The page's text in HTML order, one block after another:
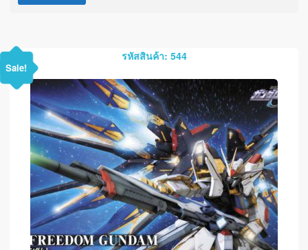
รหัสสินค้า: 544
Sale!